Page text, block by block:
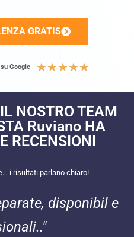
GRATIS
Google ★★★★★
NOSTRO TEAM
Ruviano HA
RECENSIONI​
i risultati parlano chiaro!
disponibil e